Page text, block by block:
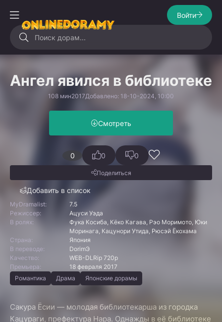
Войти
Ангел явился в библиотеке
108 мин2017Добавлено: 18-10-2024, 10:00
Смотреть
0
Добавить в список
0 0
Поделиться
MyDramalist:
7.5
Режиссер:
Ацуси Уэда
В ролях:
Фука Косиба, Кёко Кагава, Рэо Моримото, Юки
Моринага, Кацунори Утида, Рюсэй Ёкохама
Страна:
Япония
В переводе:
DorimЭ
Качество:
WEB-DLRip 720p
Премьера:
18 февраля 2017
Романтика
Драма Японские дорамы
Сакура Ёсии — молодая библиотекарша из городка
Кацураги, префектура Нара. Однажды в её библиотеке